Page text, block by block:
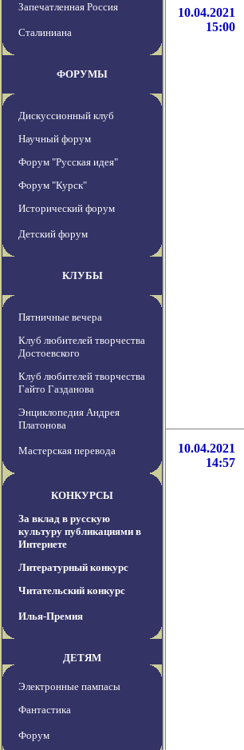
Запечатленная Россия
Сталиниана
ФОРУМЫ
Дискуссионный клуб
Научный форум
Форум "Русская идея"
Форум "Курск"
Исторический форум
Детский форум
КЛУБЫ
Пятничные вечера
Клуб любителей творчества
Достоевского
Клуб любителей творчества
Гайто Газданова
Энциклопедия Андрея
Платонова
Мастерская перевода
КОНКУРСЫ
За вклад в русскую
культуру публикациями в
Интернете
Литературный конкурс
Читательский конкурс
Илья-Премия
ДЕТЯМ
Электронные пампасы
Фантастика
Форум
10.04.2021
15:00
10.04.2021
14:57